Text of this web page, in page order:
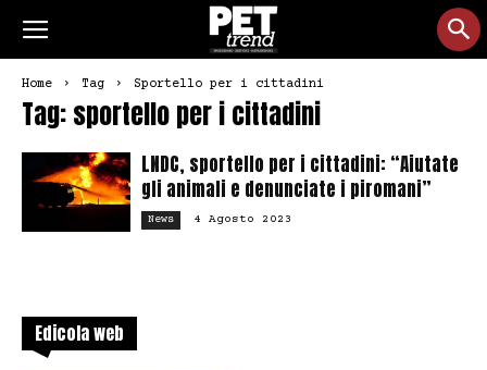
Home Tag Sportello per i cittadini
Tag: sportello per i cittadini
LNDC, sportello per i cittadini: “Aiutate
gli animali e denunciate i piromani”
News 4 Agosto 2023
Edicola web